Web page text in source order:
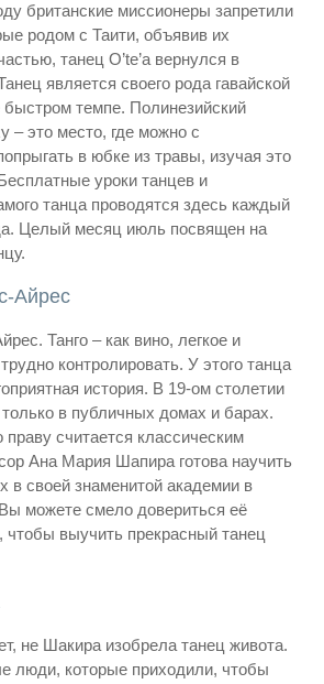
британские миссионеры запретили
родом с Таити, объявив их
танец O’te’a вернулся в
является своего рода гавайской
темпе. Полинезийский
– это место, где можно с
в юбке из травы, изучая это
уроки танцев и
танца проводятся здесь каждый
Целый месяц июль посвящен на
Айрес
Танго – как вино, легкое и
контролировать. У этого танца
история. В 19-ом столетии
только в публичных домах и барах.
считается классическим
Ана Мария Шапира готова научить
в своей знаменитой академии в
можете смело довериться её
чтобы выучить прекрасный танец
не Шакира изобрела танец живота.
люди, которые приходили, чтобы